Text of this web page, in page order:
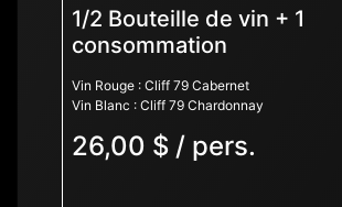
1/2 Bouteille de vin + 1
consommation
Vin Rouge : Cliff 79 Cabernet
Vin Blanc : Cliff 79 Chardonnay
26,00 $ / pers.